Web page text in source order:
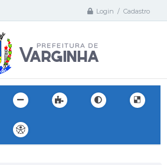
Login / Cadastro